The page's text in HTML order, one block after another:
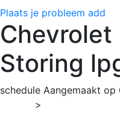
Plaats je probleem add
Chevrolet
Storing
schedule Aangemaakt
>